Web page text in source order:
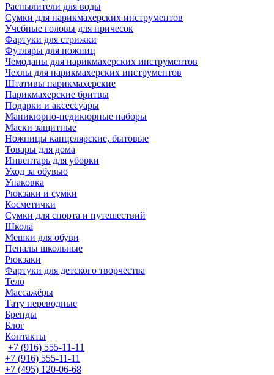
Распылители для воды
Сумки для парикмахерских инструментов
Учебные головы для причесок
Фартуки для стрижки
Футляры для ножниц
Чемоданы для парикмахерских инструментов
Чехлы для парикмахерских инструментов
Штативы парикмахерские
Парикмахерские бритвы
Подарки и аксессуары
Маникюрно-педикюрные наборы
Маски защитные
Ножницы канцелярские, бытовые
Товары для дома
Инвентарь для уборки
Уход за обувью
Упаковка
Рюкзаки и сумки
Косметички
Сумки для спорта и путешествий
Школа
Мешки для обуви
Пеналы школьные
Рюкзаки
Фартуки для детского творчества
Тело
Массажёры
Тату переводные
Бренды
Блог
Контакты
+7 (916) 555-11-11
+7 (916) 555-11-11
+7 (495) 120-06-68